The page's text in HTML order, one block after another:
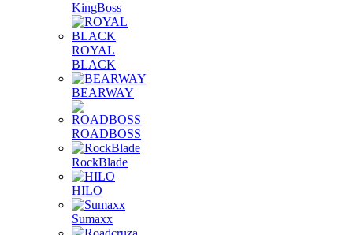
KingBoss
ROYAL
BLACK
BEARWAY
ROADBOSS
RockBlade
HILO
Sumaxx